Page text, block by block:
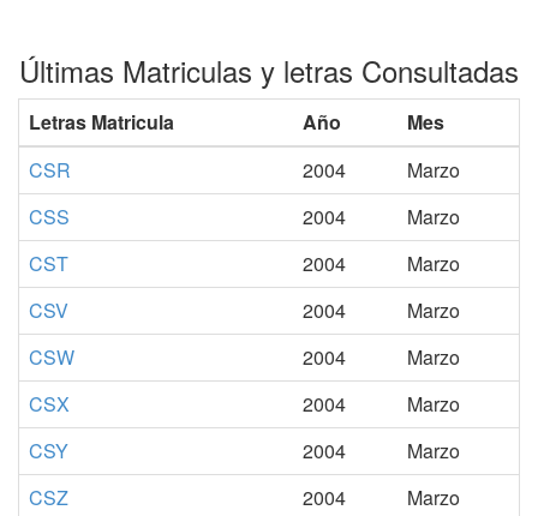
Últimas Matriculas y letras Consultadas
Letras Matricula Año
Mes
CSR
2004
Marzo
CSS
2004
Marzo
CST
2004
Marzo
CSV
2004
Marzo
CSW
2004
Marzo
CSX
2004
Marzo
CSY
2004
Marzo
CSZ
2004 Marzo